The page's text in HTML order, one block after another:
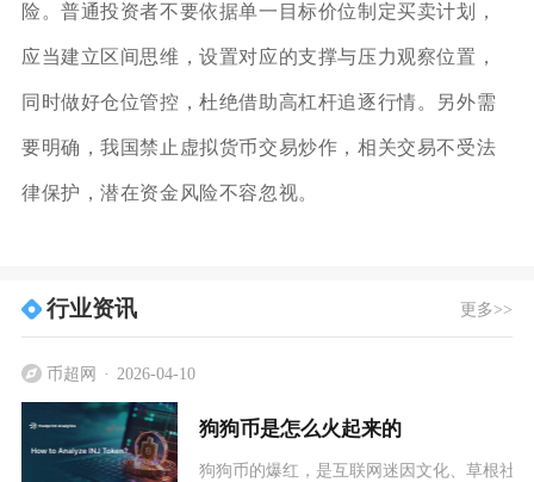
险。普通投资者不要依据单一目标价位制定买卖计划，
应当建立区间思维，设置对应的支撑与压力观察位置，
同时做好仓位管控，杜绝借助高杠杆追逐行情。另外需
要明确，我国禁止虚拟货币交易炒作，相关交易不受法
律保护，潜在资金风险不容忽视。
行业资讯 更多>>
币超网 2026-04-10
狗狗币是怎么火起来的
狗狗币的爆红，是互联网迷因文化、草根社